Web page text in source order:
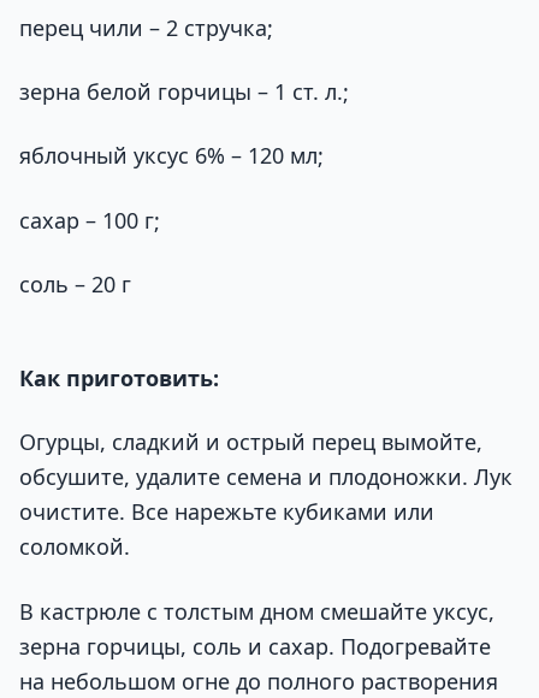
перец чили – 2 стручка;
зерна белой горчицы – 1 ст. л.;
яблочный уксус 6% – 120 мл;
сахар – 100 г;
соль – 20 г
Как приготовить:
Огурцы, сладкий и острый перец вымойте,
обсушите, удалите семена и плодоножки. Лук
очистите. Все нарежьте кубиками или
соломкой.
В кастрюле с толстым дном смешайте уксус,
зерна горчицы, соль и сахар. Подогревайте
на небольшом огне до полного растворения